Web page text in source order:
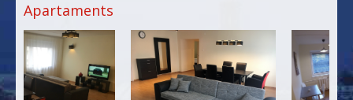
РАЗМЕЩЕНИЕ
ЦЕНЫ
БАР
Apartaments